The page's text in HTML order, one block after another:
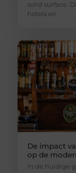
solid surface.
hotels en
De impact
op de
In de huidige